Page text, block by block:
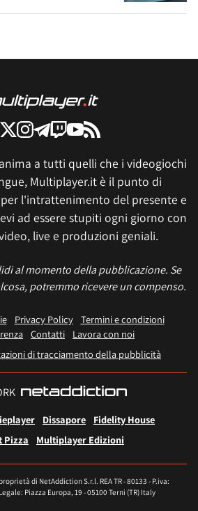
a tutti quelli che i videogiochi
Multiplayer.it è il punto di
l'intrattenimento del presente e
ad essere stupiti ogni giorno con
live e produzioni geniali.
al momento della pubblicazione. Se
potremmo ricevere un compenso.
Privacy Policy
Termini e condizioni
Contatti
Lavora con noi
di tracciamento della pubblicità
Dissapore
Fidelity House
Pizza
Multiplayer Edizioni
di NetAddiction S.r.l. REA TR - 80133 - P.iva:
Piazza Europa, 19 - 05100 Terni (TR) Italy